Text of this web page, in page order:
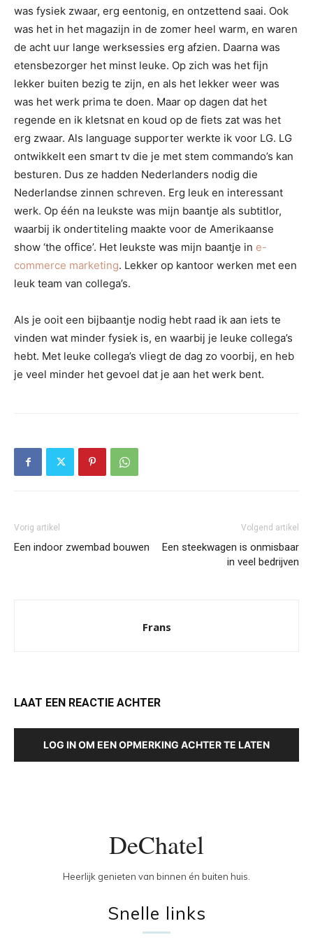
was fysiek zwaar, erg eentonig, en ontzettend saai. Ook
was het in het magazijn in de zomer heel warm, en waren
de acht uur lange werksessies erg afzien. Daarna was
etensbezorger het minst leuke. Op zich was het fijn
lekker buiten bezig te zijn, en als het lekker weer was
was het werk prima te doen. Maar op dagen dat het
regende en ik kletsnat en koud op de fiets zat was het
erg zwaar. Als language supporter werkte ik voor LG. LG
ontwikkelt een smart tv die je met stem commando’s kan
besturen. Dus ze hadden Nederlanders nodig die
Nederlandse zinnen schreven. Erg leuk en interessant
werk. Op één na leukste was mijn baantje als subtitlor,
waarbij ik ondertiteling maakte voor de Amerikaanse
show ‘the office’. Het leukste was mijn baantje in e-
commerce marketing. Lekker op kantoor werken met een
leuk team van collega’s.
Als je ooit een bijbaantje nodig hebt raad ik aan iets te
vinden wat minder fysiek is, en waarbij je leuke collega’s
hebt. Met leuke collega’s vliegt de dag zo voorbij, en heb
je veel minder het gevoel dat je aan het werk bent.
Vorig artikel
Een indoor zwembad bouwen
Volgend artikel
Een steekwagen is onmisbaar
in veel bedrijven
Frans
LAAT EEN REACTIE ACHTER
LOG IN OM EEN OPMERKING ACHTER TE LATEN
DeChatel
Heerlijk genieten van binnen én buiten huis.
Snelle links